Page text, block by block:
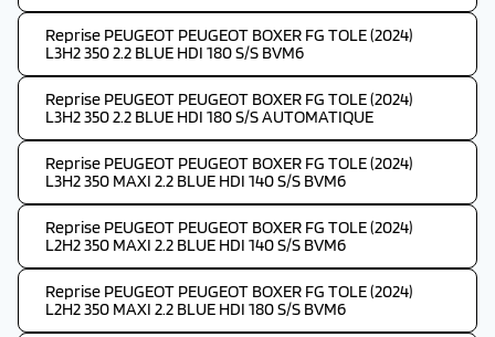
Reprise PEUGEOT PEUGEOT BOXER FG TOLE (2024)
L3H2 350 2.2 BLUE HDI 180 S/S BVM6
Reprise PEUGEOT PEUGEOT BOXER FG TOLE (2024)
L3H2 350 2.2 BLUE HDI 180 S/S AUTOMATIQUE
Reprise PEUGEOT PEUGEOT BOXER FG TOLE (2024)
L3H2 350 MAXI 2.2 BLUE HDI 140 S/S BVM6
Reprise PEUGEOT PEUGEOT BOXER FG TOLE (2024)
L2H2 350 MAXI 2.2 BLUE HDI 140 S/S BVM6
Reprise PEUGEOT PEUGEOT BOXER FG TOLE (2024)
L2H2 350 MAXI 2.2 BLUE HDI 180 S/S BVM6